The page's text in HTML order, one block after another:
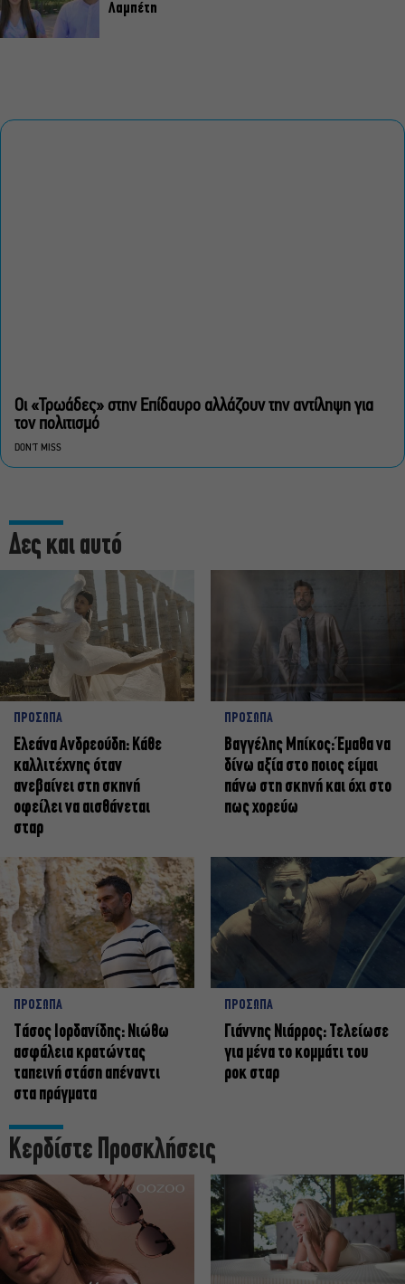
Λαμπέτη
Οι «Τρωάδες» στην Επίδαυρο αλλάζουν την αντίληψη για
τον πολιτισμό
DON'T MISS
Δες και αυτό
ΠΡΟΣΩΠΑ
Ελεάνα Ανδρεούδη: Κάθε
καλλιτέχνης όταν
ανεβαίνει στη σκηνή
οφείλει να αισθάνεται
σταρ
ΠΡΟΣΩΠΑ
Βαγγέλης Μπίκος: Έμαθα να
δίνω αξία στο ποιος είμαι
πάνω στη σκηνή και όχι στο
πως χορεύω
ΠΡΟΣΩΠΑ
Tάσος Ιορδανίδης: Νιώθω
ασφάλεια κρατώντας
ταπεινή στάση απέναντι
στα πράγματα
ΠΡΟΣΩΠΑ
Γιάννης Νιάρρος: Τελείωσε
για μένα το κομμάτι του
ροκ σταρ
Κερδίστε Προσκλήσεις